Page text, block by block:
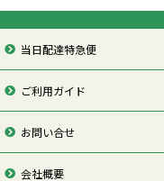
当日配達特急便
ご利用ガイド
お問い合せ
会社概要